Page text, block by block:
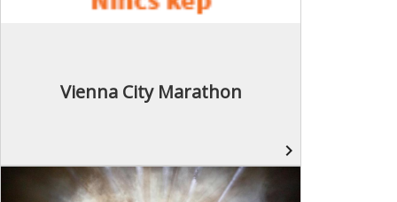
Vienna City Marathon
navigate_next